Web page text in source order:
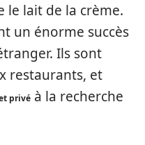
le lait de la crème.
un énorme succès
Ils sont
restaurants, et
privé à la recherche